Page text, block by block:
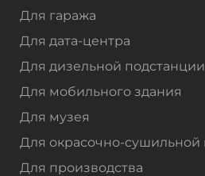
Для гаража
Для дата-центра
Для дизельной подстанции
Для мобильного здания
Для музея
Для окрасочно-сушильной
Для производства